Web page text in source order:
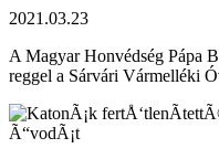
2021.03.23
A Magyar Honvédség Pápa
reggel a Sárvári Vármelléki